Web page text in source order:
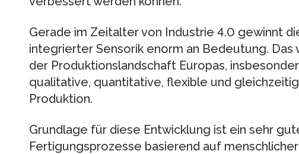
Gerade im Zeitalter von Industrie 4.0 gewinnt
integrierter Sensorik enorm an Bedeutung. Das
der Produktionslandschaft Europas,
qualitative, quantitative, flexible und
Produktion.
Grundlage für diese Entwicklung ist ein sehr
Fertigungsprozesse basierend auf